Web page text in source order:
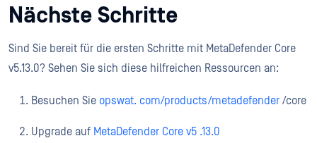
Nächste Schritte
Sind Sie bereit für die ersten Schritte mit MetaDefender Core
v5.13.0? Sehen Sie sich diese hilfreichen Ressourcen an:
Besuchen Sie opswat. com/products/metadefender /core
Upgrade auf MetaDefender Core v5 .13.0